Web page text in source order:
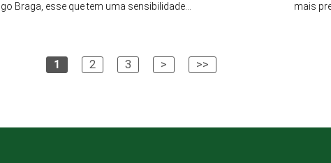
Braga, esse que tem uma sensibilidade...
mais
1 2 3 > >>